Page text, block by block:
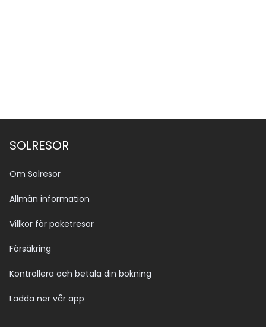
SOLRESOR
Om Solresor
Allmän information
Villkor för paketresor
Försäkring
Kontrollera och betala din bokning
Ladda ner vår app